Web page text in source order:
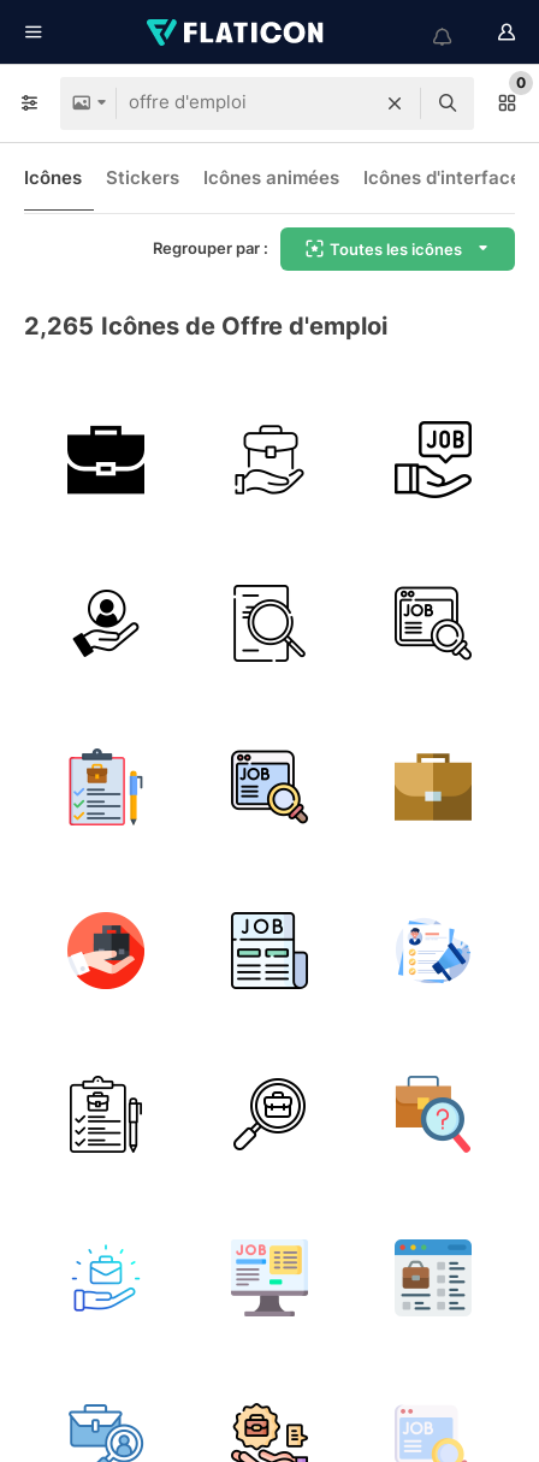
0
Icônes Stickers Icônes animées Icônes d'interface
Regrouper par : Toutes les icônes
2,265 Icônes de Offre d'emploi